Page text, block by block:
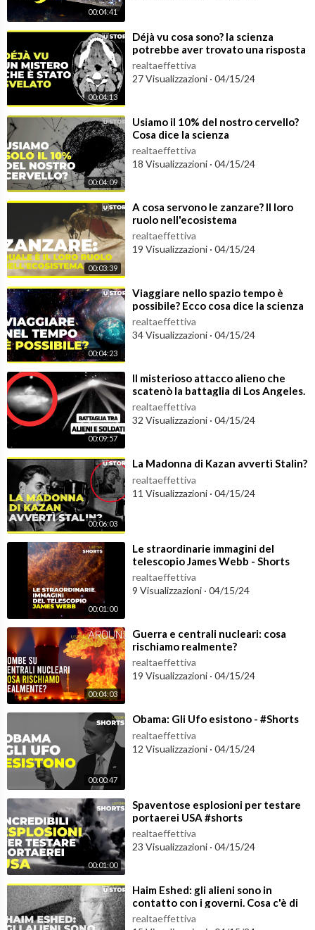
00:04:41
00:04:13
⁣Déjà vu cosa sono? la scienza
potrebbe aver trovato una risposta
al mistero dei deja vu
realtaeffettiva
27 Visualizzazioni · 04/15/24
00:04:09
⁣Usiamo il 10% del nostro cervello?
Cosa dice la scienza
realtaeffettiva
18 Visualizzazioni · 04/15/24
00:03:39
⁣A cosa servono le zanzare? Il loro
ruolo nell'ecosistema
realtaeffettiva
19 Visualizzazioni · 04/15/24
00:04:23
⁣Viaggiare nello spazio tempo è
possibile? Ecco cosa dice la scienza
realtaeffettiva
34 Visualizzazioni · 04/15/24
00:09:57
⁣Il misterioso attacco alieno che
scatenò la battaglia di Los Angeles.
Cosa accadde quella notte?
realtaeffettiva
32 Visualizzazioni · 04/15/24
00:06:03
⁣La Madonna di Kazan avvertì Stalin?
realtaeffettiva
11 Visualizzazioni · 04/15/24
00:01:00
⁣Le straordinarie immagini del
telescopio James Webb - Shorts
realtaeffettiva
9 Visualizzazioni · 04/15/24
00:04:03
⁣Guerra e centrali nucleari: cosa
rischiamo realmente?
realtaeffettiva
19 Visualizzazioni · 04/15/24
00:00:47
⁣Obama: Gli Ufo esistono - #Shorts
realtaeffettiva
12 Visualizzazioni · 04/15/24
00:01:00
⁣Spaventose esplosioni per testare
portaerei USA #shorts
realtaeffettiva
23 Visualizzazioni · 04/15/24
⁣Haim Eshed: gli alieni sono in
contatto con i governi. Cosa c'è di
vero?
realtaeffettiva